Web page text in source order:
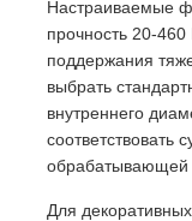
Настраиваемые
прочность 20-
поддержания
выбрать
внутреннего
обрабатывающей
Для